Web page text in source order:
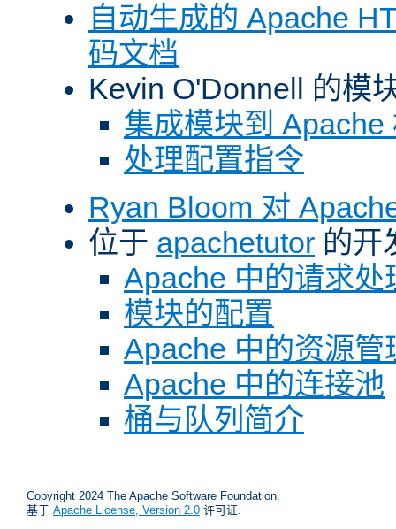
自动生成的 Apache
码文档
Kevin O'Donnell 的模
集成模块到 Apache
处理配置指令
Ryan Bloom 对
位于 apachetutor 的开
Apache 中的请求处
模块的配置
Apache 中的资源管
Apache 中的连接池
桶与队列简介
Copyright 2024 The Apache Software Foundation.
基于 Apache License, Version 2.0 许可证.